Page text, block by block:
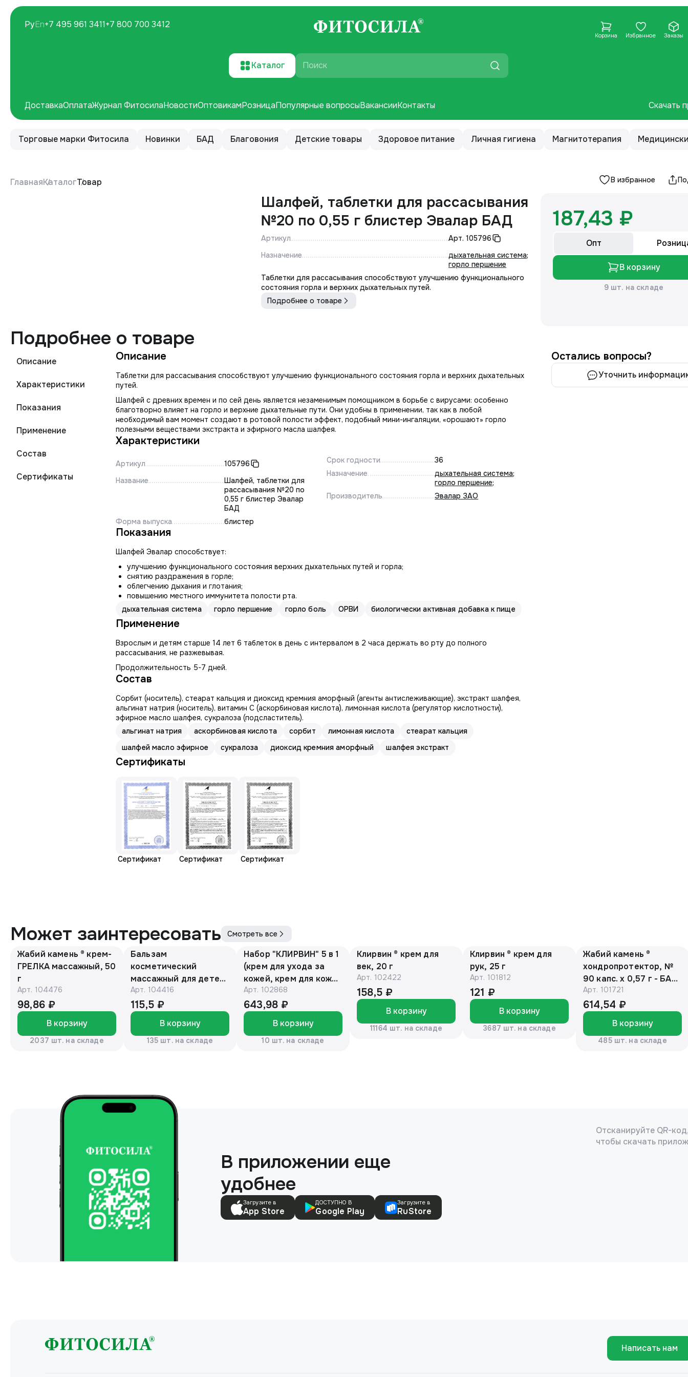
Корзина Избранное Заказы
Скачать
ДоставкаОплатаЖурнал ФитосилаНовостиОптовикамРозницаПопулярные вопросыВакансииКонтакты
РуEn+7 495 961 3411+7 800 700 3412
Каталог Поиск
Торговые марки Фитосила Новинки БАД Благовония Детские товары Здоровое питание Личная гигиена Магнитотерапия
ГлавнаяКаталогТовар В избранное
Шалфей, таблетки для рассасывания
№20 по 0,55 г блистер Эвалар БАД
Артикул Арт. 105796
Назначение
дыхательная система;
горло першение
Таблетки для рассасывания способствуют улучшению функционального
состояния горла и верхних дыхательных путей.
Подробнее о товаре
187,43 ₽
Опт
В корзину
9 шт. на складе
Подробнее о товаре
Описание
Характеристики
Показания
Применение
Состав
Сертификаты
Описание
Таблетки для рассасывания способствуют улучшению функционального состояния горла и верхних дыхательных
путей.
Шалфей с древних времен и по сей день является незаменимым помощником в борьбе с вирусами: особенно
благотворно влияет на горло и верхние дыхательные пути. Они удобны в применении, так как в любой
необходимый вам момент создают в ротовой полости эффект, подобный мини-ингаляции, «орошают» горло
полезными веществами экстракта и эфирного масла шалфея.
Характеристики
Артикул
105796
Название
Шалфей, таблетки для
рассасывания №20 по
0,55 г блистер Эвалар
БАД
Форма выпуска
блистер
Срок годности
36
Назначение
дыхательная система;
горло першение;
Производитель
Эвалар ЗАО
Показания
Шалфей Эвалар способствует:
улучшению функционального состояния верхних дыхательных путей и горла;
снятию раздражения в горле;
облегчению дыхания и глотания;
повышению местного иммунитета полости рта.
дыхательная система
горло першение горло боль ОРВИ биологически активная добавка к пище
Применение
Взрослым и детям старше 14 лет 6 таблеток в день с интервалом в 2 часа держать во рту до полного
рассасывания, не разжевывая.
Продолжительность 5-7 дней.
Состав
Сорбит (носитель), стеарат кальция и диоксид кремния аморфный (агенты антислеживающие), экстракт шалфея,
альгинат натрия (носитель), витамин С (аскорбиновая кислота), лимонная кислота (регулятор кислотности),
эфирное масло шалфея, сукралоза (подсластитель).
альгинат натрия
аскорбиновая кислота сорбит лимонная кислота
стеарат кальция
шалфей масло эфирное
сукралоза диоксид кремния аморфный шалфея экстракт
Сертификаты
Сертификат Сертификат Сертификат
Остались вопросы?
Уточнить
Может заинтересовать Смотреть все
Жабий камень ® крем-
ГРЕЛКА массажный, 50
г
Арт. 104476
98,86 ₽
В корзину
2037 шт. на складе
Бальзам
косметический
массажный для детей
с барсучьим жиром
50г. «Эколон»®
Арт. 104416
115,5 ₽
В корзину
135 шт. на складе
Набор "КЛИРВИН" 5 в 1
(крем для ухода за
кожей, крем для кожи
век, крем для рук,
крем отбеливающий
для лица, лосьон для
Арт. 102868
643,98 ₽
В корзину
10 шт. на складе
Клирвин ® крем для
век, 20 г
Арт. 102422
158,5 ₽
В корзину
11164 шт. на складе
Клирвин ® крем для
рук, 25 г
Арт. 101812
121 ₽
В корзину
3687 шт. на складе
Жабий камень ®
хондропротектор, №
90 капс. х 0,57 г - БАД,
банка (ЕАС)
Арт. 101721
614,54 ₽
В корзину
485 шт. на складе
В приложении еще
удобнее
Загрузите в
App Store
ДОСТУПНО В
Google Play
Загрузите в
RuStore
Отсканируйте QR-код,
чтобы скачать
Написать нам